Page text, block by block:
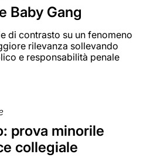
Baby Gang
di contrasto su un fenomeno
rilevanza sollevando
e responsabilità penale
prova minorile
collegiale